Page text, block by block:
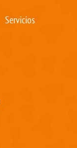
Servicios